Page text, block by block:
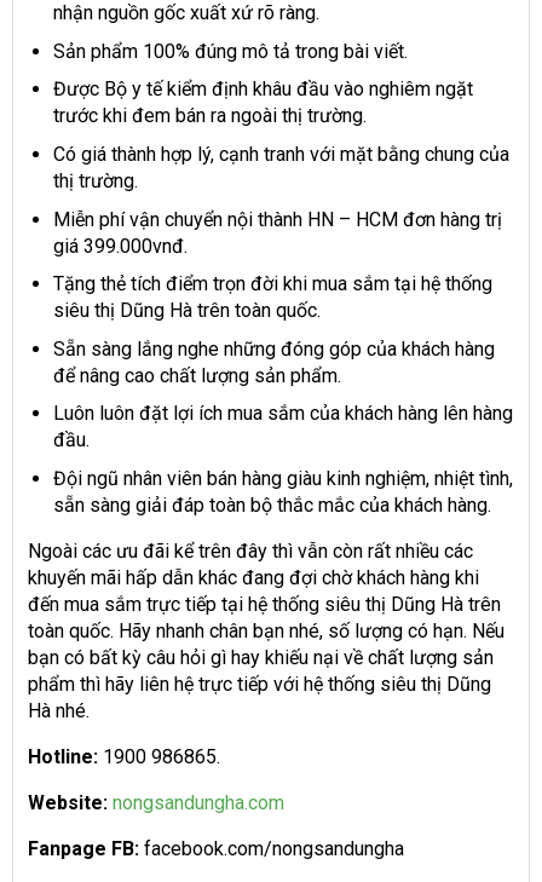
nhận nguồn gốc xuất xứ rõ ràng.
Sản phẩm 100% đúng mô tả trong bài viết.
Được Bộ y tế kiểm định khâu đầu vào nghiêm ngặt
trước khi đem bán ra ngoài thị trường.
Có giá thành hợp lý, cạnh tranh với mặt bằng chung của
thị trường.
Miễn phí vận chuyển nội thành HN – HCM đơn hàng trị
giá 399.000vnđ.
Tặng thẻ tích điểm trọn đời khi mua sắm tại hệ thống
siêu thị Dũng Hà trên toàn quốc.
Sẵn sàng lắng nghe những đóng góp của khách hàng
để nâng cao chất lượng sản phẩm.
Luôn luôn đặt lợi ích mua sắm của khách hàng lên hàng
đầu.
Đội ngũ nhân viên bán hàng giàu kinh nghiệm, nhiệt tình,
sẵn sàng giải đáp toàn bộ thắc mắc của khách hàng.
Ngoài các ưu đãi kể trên đây thì vẫn còn rất nhiều các
khuyến mãi hấp dẫn khác đang đợi chờ khách hàng khi
đến mua sắm trực tiếp tại hệ thống siêu thị Dũng Hà trên
toàn quốc. Hãy nhanh chân bạn nhé, số lượng có hạn. Nếu
bạn có bất kỳ câu hỏi gì hay khiếu nại về chất lượng sản
phẩm thì hãy liên hệ trực tiếp với hệ thống siêu thị Dũng
Hà nhé.
Hotline: 1900 986865.
Website: nongsandungha.com
Fanpage FB: facebook.com/nongsandungha